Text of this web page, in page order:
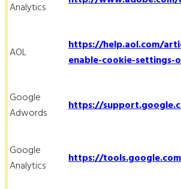
Analytics
AOL
https://help.aol.com/
enable-cookie-settings-
Google
Adwords
https://
Google
Analytics
https://